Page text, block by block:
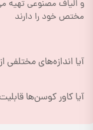
مختص خود را دارند
آیا اندازه‌های
آیا کاور کوسن‌ها